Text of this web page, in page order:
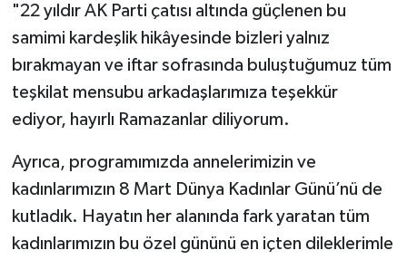
"22 yıldır AK Parti çatısı altında güçlenen bu
samimi kardeşlik hikâyesinde bizleri yalnız
bırakmayan ve iftar sofrasında buluştuğumuz tüm
teşkilat mensubu arkadaşlarımıza teşekkür
ediyor, hayırlı Ramazanlar diliyorum.
Ayrıca, programımızda annelerimizin ve
kadınlarımızın 8 Mart Dünya Kadınlar Günü’nü de
kutladık. Hayatın her alanında fark yaratan tüm
kadınlarımızın bu özel gününü en içten dileklerimle